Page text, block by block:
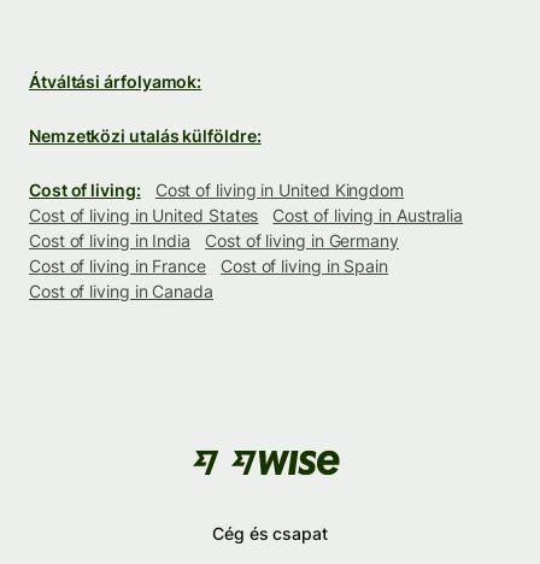
Átváltási árfolyamok:
Nemzetközi utalás külföldre:
Cost of living:
Cost of living in United Kingdom
Cost of living in United States
Cost of living in Australia
Cost of living in India
Cost of living in Germany
Cost of living in France
Cost of living in Spain
Cost of living in Canada
Cég és csapat